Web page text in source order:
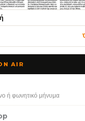
AIR
ή φωνητικό μήνυμα